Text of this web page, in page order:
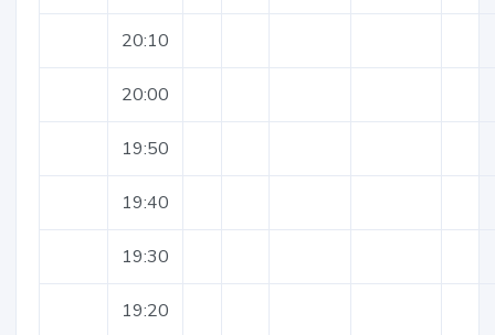
20:10
20:00
19:50
19:40
19:30
19:20